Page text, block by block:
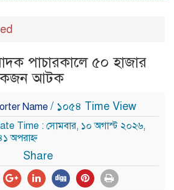
পাচারকালে ৫০ হাজার
আটক
Name / ১০৫৪ Time View
Time : সোমবার, ১০ অগাস্ট ২০২৬,
অপরাহ্ন
Share